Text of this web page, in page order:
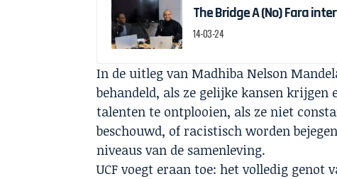
The Bridge A (No) Fara
14-03-24
In de uitleg van Madhiba Nelson
behandeld, als ze gelijke kansen
talenten te ontplooien, als ze niet
beschouwd, of racistisch worden
niveaus van de samenleving.
UCF voegt eraan toe: het volledig